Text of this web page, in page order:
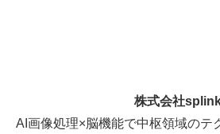
株式会社
AI画像処理×脳機能で中枢領域のテ